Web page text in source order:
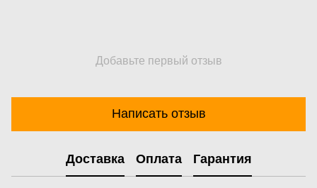
Добавьте первый отзыв
Написать отзыв
Доставка Оплата Гарантия